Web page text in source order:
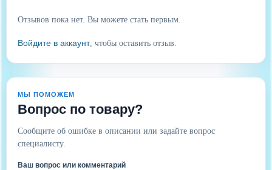
Отзывов пока нет. Вы можете стать первым.
Войдите в аккаунт, чтобы оставить отзыв.
МЫ ПОМОЖЕМ
Вопрос по товару?
Сообщите об ошибке в описании или задайте вопрос
специалисту.
Ваш вопрос или комментарий